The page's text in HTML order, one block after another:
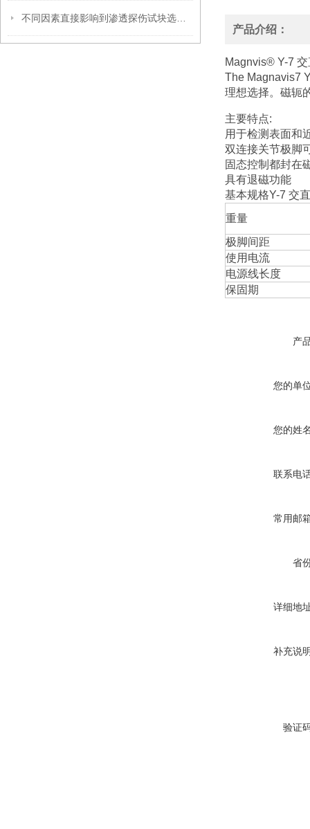
产品介绍：
Magnvis® Y-7
The Magnavis7
理想选择。磁轭
主要特点:
用于检测表面和
双连接关节极脚
固态控制都封在
具有退磁功能
基本规格Y-7 交
重量
极脚间距
使用电流
电源线长度
保固期
产
您的单
您的姓
联系电
常用邮
省
详细地
补充说
验证